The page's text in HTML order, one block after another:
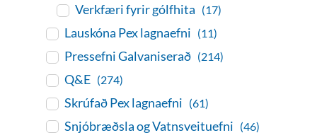
Verkfæri fyrir gólfhita (17)
Lauskóna Pex lagnaefni (11)
Pressefni Galvaniserað (214)
Q&E (274)
Skrúfað Pex lagnaefni (61)
Snjóbræðsla og Vatnsveituefni (46)